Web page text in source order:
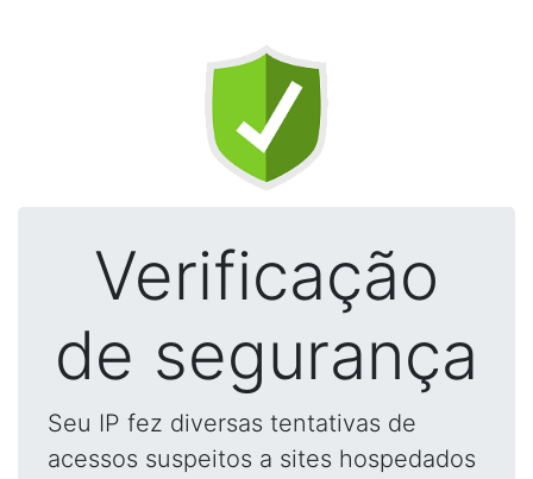
Verificação
de segurança
Seu IP fez diversas tentativas de
acessos suspeitos a sites hospedados